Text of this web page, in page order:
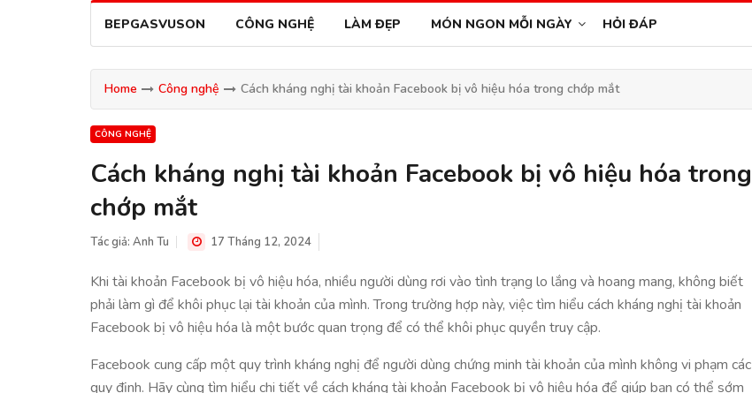
BEPGASVUSON CÔNG NGHỆ LÀM ĐẸP MÓN NGON MỖI NGÀY HỎI ĐÁP
Home Công nghệ Cách kháng nghị tài khoản Facebook bị vô hiệu hóa trong chớp mắt
CÔNG NGHỆ
Cách kháng nghị tài khoản Facebook bị vô hiệu hóa trong
chớp mắt
Tác giả: Anh Tu 17 Tháng 12, 2024
Khi tài khoản Facebook bị vô hiệu hóa, nhiều người dùng rơi vào tình trạng lo lắng và hoang mang, không biết
phải làm gì để khôi phục lại tài khoản của mình. Trong trường hợp này, việc tìm hiểu cách kháng nghị tài khoản
Facebook bị vô hiệu hóa là một bước quan trọng để có thể khôi phục quyền truy cập.
Facebook cung cấp một quy trình kháng nghị để người dùng chứng minh tài khoản của mình không vi phạm các
quy định. Hãy cùng tìm hiểu chi tiết về cách kháng tài khoản Facebook bị vô hiệu hóa để giúp bạn có thể sớm